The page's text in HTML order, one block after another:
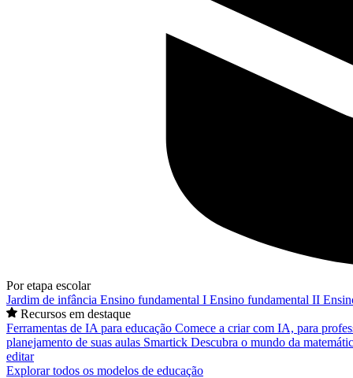
Por etapa escolar
Jardim de infância Ensino fundamental I Ensino fundamental II
Recursos em destaque
Ferramentas de IA para educação Comece a criar com IA, para
planejamento de suas aulas Smartick Descubra o mundo da
editar
Explorar todos os modelos de educação